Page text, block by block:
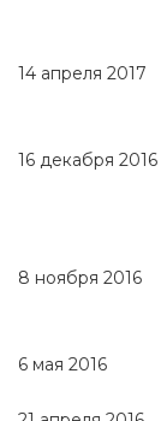
14 апреля 2017
16 декабря 2016
8 ноября 2016
6 мая 2016